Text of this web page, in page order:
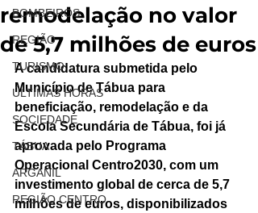
BOMBEIROS
REGIÃO
TURISMO
ÚLTIMAS HORAS
SOCIEDADE
TÁBUA
ARGANIL
REGIÃO CENTRO
remodelação no valor
de 5,7 milhões de euros
A candidatura submetida pelo
Município de Tábua para
beneficiação, remodelação e da
Escola Secundária de Tábua, foi já
aprovada pelo Programa
Operacional Centro2030, com um
investimento global de cerca de 5,7
milhões de euros, disponibilizados